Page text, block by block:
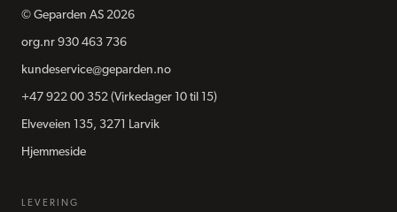
© Geparden AS 2026
org.nr 930 463 736
kundeservice@geparden.no
+47 922 00 352 (Virkedager 10 til 15)
Elveveien 135, 3271 Larvik
Hjemmeside
LEVERING